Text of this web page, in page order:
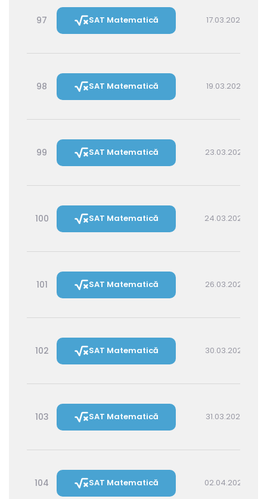
97 SAT Matematică 17.03.2027 14:30
98 SAT Matematică 19.03.2027 16:00
99 SAT Matematică 23.03.2027 16:00
100 SAT Matematică 24.03.2027 14:30
101 SAT Matematică 26.03.2027 16:00
102 SAT Matematică 30.03.2027 16:00
103 SAT Matematică 31.03.2027 14:30
104 SAT Matematică 02.04.2027 16:00